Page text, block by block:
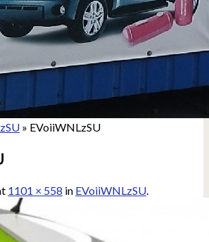
» EVoiiWNLzSU
1101 × 558 in EVoiiWNLzSU.